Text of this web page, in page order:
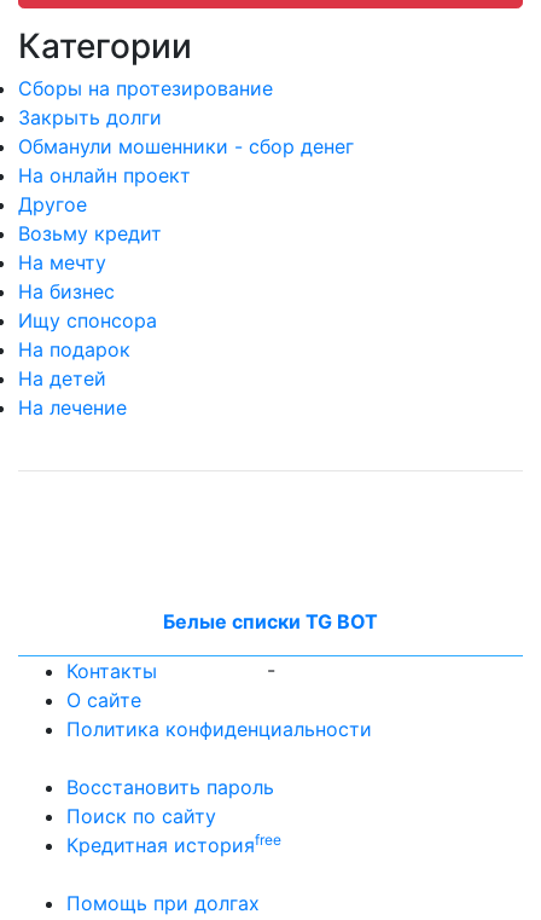
Категории
Сборы на протезирование
Закрыть долги
Обманули мошенники - сбор денег
На онлайн проект
Другое
Возьму кредит
На мечту
На бизнес
Ищу спонсора
На подарок
На детей
На лечение
Белые списки TG BOT
-
Контакты
О сайте
Политика конфиденциальности
Восстановить пароль
Поиск по сайту
Кредитная историяfree
Помощь при долгах